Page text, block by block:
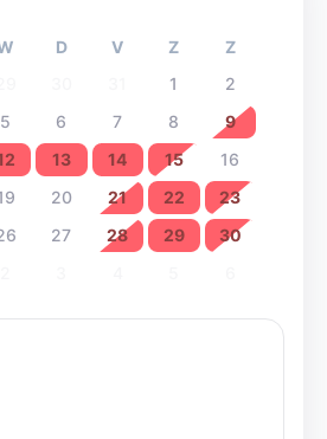
D V Z
Z
1
2
5 6 7 8
9
13 14 15
16
20 21 22
23
27 28 29
30